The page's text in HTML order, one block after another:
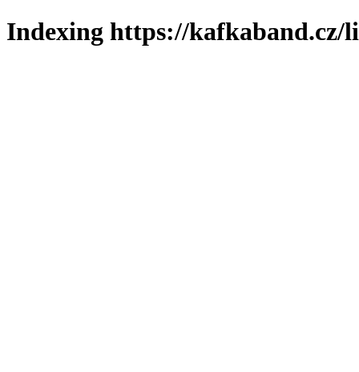
Indexing https://kafkaband.cz/